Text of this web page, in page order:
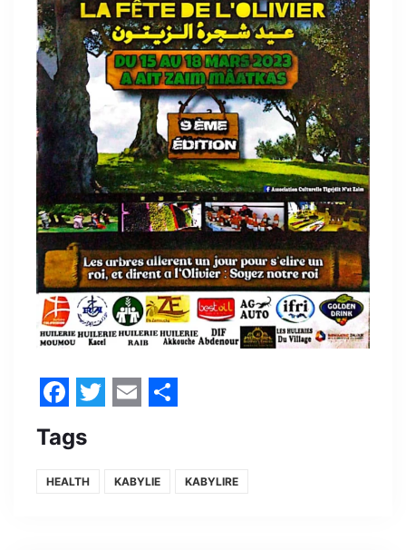
Facebook
Tags
HEALTH KABYLIE KABYLIRE